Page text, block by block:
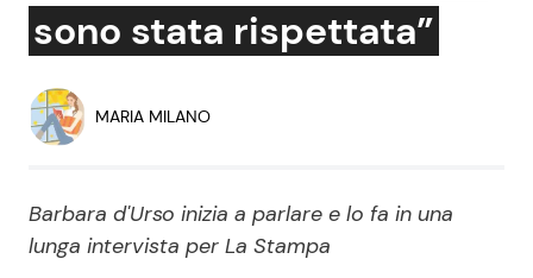
Economia
Persone Scomparse
Politica
Coppie VIP
Reality e Talent
sono stata rispettata”
MARIA MILANO
Barbara d'Urso inizia a parlare e lo fa in una
lunga intervista per La Stampa